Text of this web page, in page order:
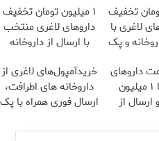
تخفیف
لاغری با
و پک
۱ میلیون تومان تخفیف
داروهای لاغری منتخب
با ارسال از داروخانه
داروهای
لاغری، با ۱ میلیون
از
خریدآمپول‌های لاغری از
داروخانه های اطرافت،
ارسال فوری همراه با پک